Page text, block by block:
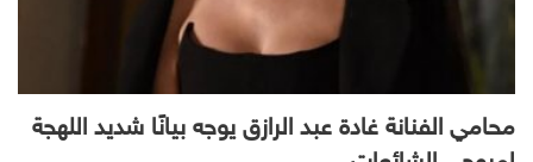
محامي الفنانة غادة عبد الرازق يوجه بيانًا شديد اللهجة